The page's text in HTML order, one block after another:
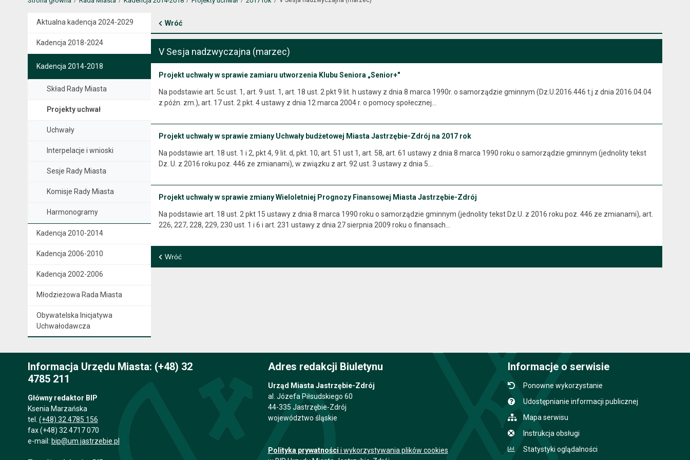
Aktualna kadencja 2024-2029
Kadencja 2018-2024
Kadencja 2014-2018
Skład Rady Miasta
Projekty uchwał
Uchwały
Interpelacje i wnioski
Sesje Rady Miasta
Komisje Rady Miasta
Harmonogramy
Kadencja 2010-2014
Kadencja 2006-2010
Kadencja 2002-2006
Młodzieżowa Rada Miasta
Obywatelska Inicjatywa
Uchwałodawcza
Wróć
V Sesja nadzwyczajna (marzec)
Projekt uchwały w sprawie zamiaru utworzenia Klubu Seniora „Senior+"
Na podstawie art. 5c ust. 1, art. 9 ust. 1, art. 18 ust. 2 pkt 9 lit. h ustawy z dnia 8 marca 1990r. o samorządzie gminnym (Dz.U.2016.446 t.j z dnia 2016.04.04
z późn. zm.), art. 17 ust. 2 pkt. 4 ustawy z dnia 12 marca 2004 r. o pomocy społecznej…
Projekt uchwały w sprawie zmiany Uchwały budżetowej Miasta Jastrzębie-Zdrój na 2017 rok
Na podstawie art. 18 ust. 1 i 2, pkt 4, 9 lit. d, pkt. 10, art. 51 ust 1, art. 58, art. 61 ustawy z dnia 8 marca 1990 roku o samorządzie gminnym (jednolity tekst
Dz. U. z 2016 roku poz. 446 ze zmianami), w związku z art. 92 ust. 3 ustawy z dnia 5…
Projekt uchwały w sprawie zmiany Wieloletniej Prognozy Finansowej Miasta Jastrzębie-Zdrój
Na podstawie art. 18 ust. 2 pkt 15 ustawy z dnia 8 marca 1990 roku o samorządzie gminnym (jednolity tekst Dz.U. z 2016 roku poz. 446 ze zmianami), art.
226, 227, 228, 229, 230 ust. 1 i 6 i art. 231 ustawy z dnia 27 sierpnia 2009 roku o finansach…
Wróć
Informacja Urzędu Miasta: (+48) 32
4785 211
Główny redaktor BIP
Ksenia Marzańska
tel. (+48) 32 4785 156
fax (+48) 32 4717 070
e-mail: bip@um.jastrzebie.pl
Adres redakcji Biuletynu
Urząd Miasta Jastrzębie-Zdrój
al. Józefa Piłsudskiego 60
44-335 Jastrzębie-Zdrój
województwo śląskie
Polityka prywatności i wykorzystywania plików cookies
Informacje o serwisie
Ponowne wykorzystanie
Udostępnianie informacji publicznej
Mapa serwisu
Instrukcja obsługi
Statystyki oglądalności